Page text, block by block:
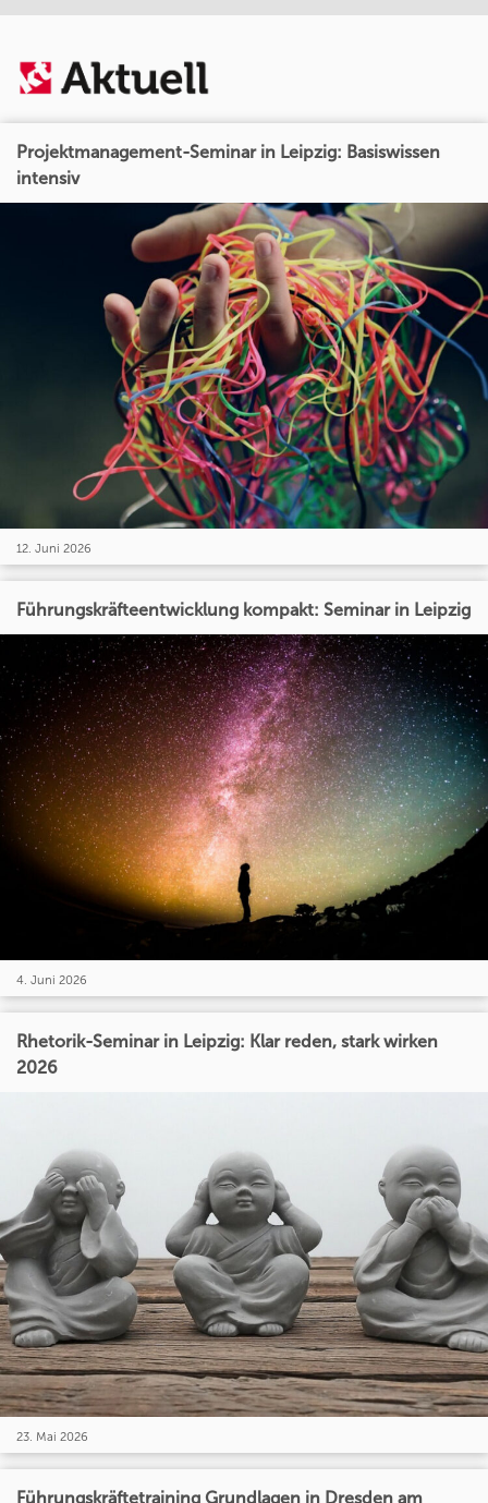
Projektmanagement-Seminar in Leipzig: Basiswissen
intensiv
12. Juni 2026
Führungskräfteentwicklung kompakt: Seminar in Leipzig
4. Juni 2026
Rhetorik-Seminar in Leipzig: Klar reden, stark wirken
2026
23. Mai 2026
Führungskräftetraining Grundlagen in Dresden am